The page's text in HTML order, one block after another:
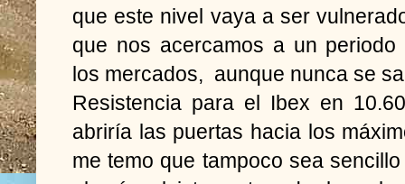
que este nivel vaya a ser
que nos acercamos a un periodo
los mercados, aunque nunca se
Resistencia para el Ibex en
abriría las puertas hacia los
me temo que tampoco sea